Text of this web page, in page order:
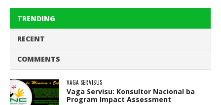
TRENDING
RECENT
COMMENTS
VAGA SERVISUS
Vaga Servisu: Konsultor Nacional ba
Program Impact Assessment